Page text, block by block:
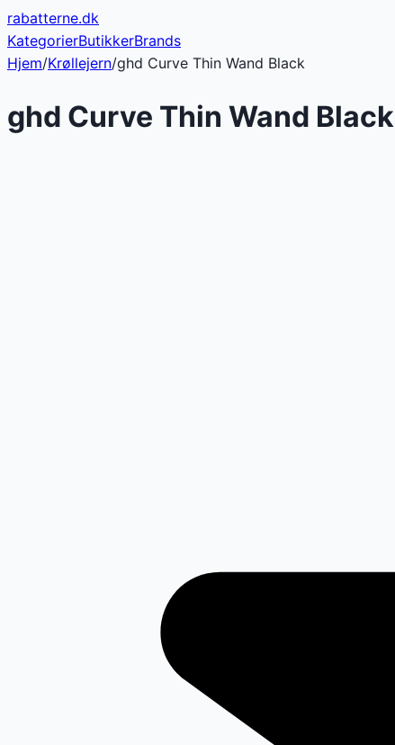
rabatterne.dk
KategorierButikkerBrands
Hjem/Krøllejern/ghd Curve Thin Wand Black
ghd Curve Thin Wand Black